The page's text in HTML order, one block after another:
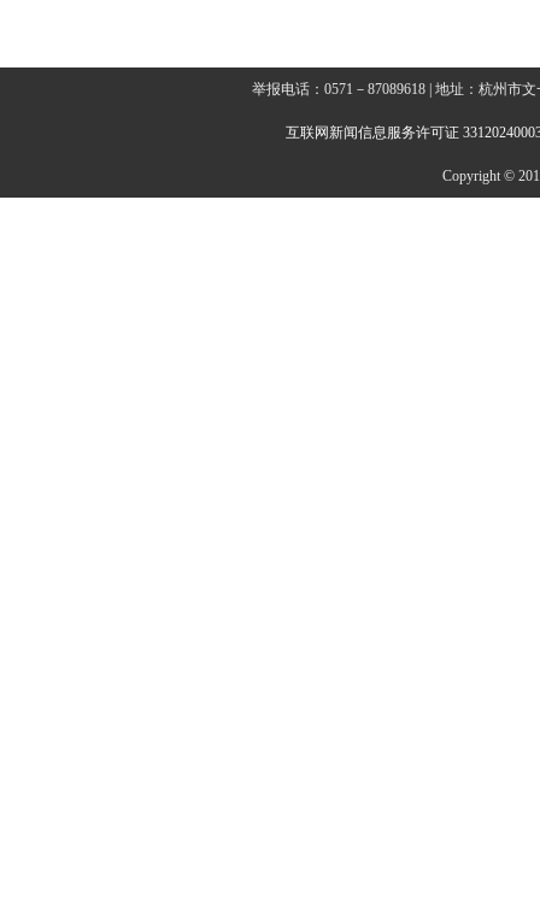
举报电话：0571－87089618 | 地址：杭州市
互联网新闻信息服务许可证
Copyright ©